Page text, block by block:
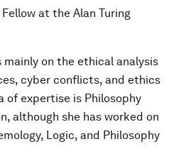
at the Alan Turing
on the ethical analysis
cyber conflicts, and ethics
of expertise is Philosophy
although she has worked on
Logic, and Philosophy